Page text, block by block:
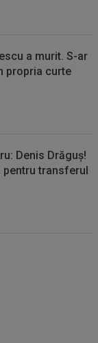
a murit. S-ar
propria curte
Denis Drăguș!
transferul